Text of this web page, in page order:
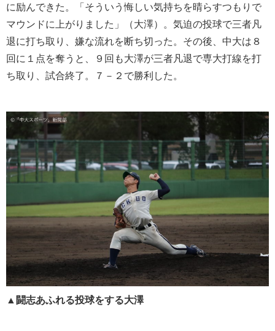
に励んできた。「そういう悔しい気持ちを晴らすつもりで
マウンドに上がりました」（大澤）。気迫の投球で三者凡
退に打ち取り、嫌な流れを断ち切った。その後、中大は８
回に１点を奪うと、９回も大澤が三者凡退で専大打線を打
ち取り、試合終了。７－２で勝利した。
▲闘志あふれる投球をする大澤